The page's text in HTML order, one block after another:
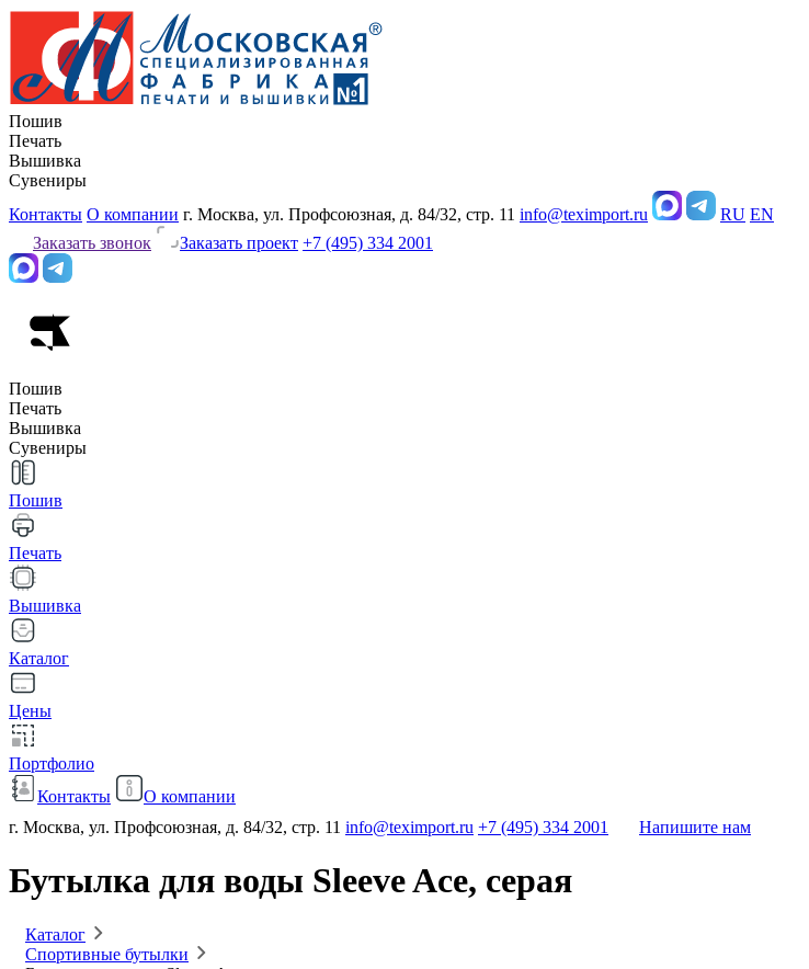
Пошив
Печать
Вышивка
Сувениры
Контакты О компании г. Москва, ул. Профсоюзная, д. 84/32, стр. 11 info@teximport.ru RU EN
Заказать звонок
Заказать проект +7 (495) 334 2001
Пошив
Печать
Вышивка
Сувениры
Пошив
Печать
Вышивка
Каталог
Цены
Портфолио
Контакты
О компании
г. Москва, ул. Профсоюзная, д. 84/32, стр. 11 info@teximport.ru +7 (495) 334 2001 Напишите нам
Бутылка для воды Sleeve Ace, серая
Каталог
Спортивные бутылки